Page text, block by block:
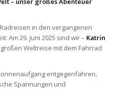
in den vergangenen
Am 29. Juni 2025 sind wir – Katrin
Weltreise mit dem Fahrrad
entgegenfahren,
Spannungen und